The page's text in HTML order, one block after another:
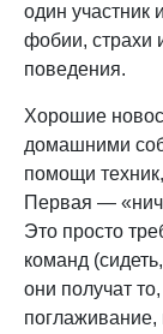
один участник
фобии, страхи
поведения.
Хорошие
домашними
помощи
Первая —
Это просто
команд
они получат